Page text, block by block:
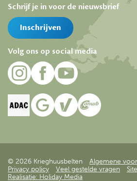
Schrijf je in voor de nieuwsbrief
Inschrijven
Volg ons op social media
© 2026 Krieghuusbelten Algemene
Privacy policy
Veel gestelde vragen
Realisatie: Holiday Media